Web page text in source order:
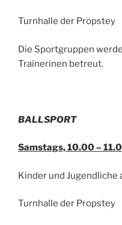
Turnhalle der Propstey
Die Sportgruppen
Trainerinen betreut.
BALLSPORT
Samstags, 10.00 –
Kinder und Jugendliche
Turnhalle der Propstey